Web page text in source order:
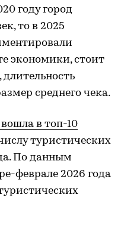
году город
то в 2025
экономики, стоит
длительность
среднего чека.
в топ-10
туристических
По данным
феврале 2026 года